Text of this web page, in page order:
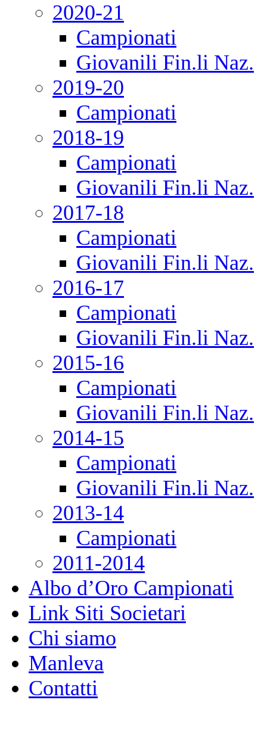
2020-21
Campionati
Giovanili Fin.li Naz.
2019-20
Campionati
2018-19
Campionati
Giovanili Fin.li Naz.
2017-18
Campionati
Giovanili Fin.li Naz.
2016-17
Campionati
Giovanili Fin.li Naz.
2015-16
Campionati
Giovanili Fin.li Naz.
2014-15
Campionati
Giovanili Fin.li Naz.
2013-14
Campionati
2011-2014
Albo d’Oro Campionati
Link Siti Societari
Chi siamo
Manleva
Contatti